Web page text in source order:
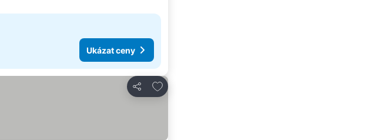
Ukázat ceny
Sdílet
Přidat na seznam oblíbených hotelů